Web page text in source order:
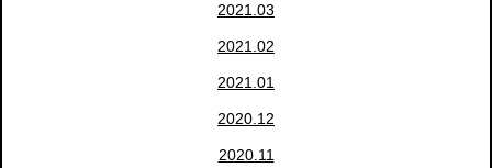
2021.03
2021.02
2021.01
2020.12
2020.11